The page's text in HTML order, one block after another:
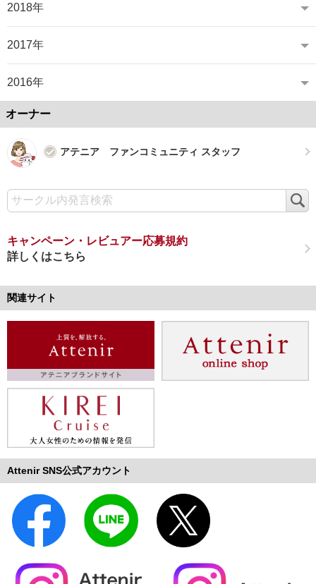
2018年
2017年
2016年
オーナー
アテニア ファンコミュニティ スタッフ
索
キャンペーン・レビュアー応募規約
詳しくはこちら
関連サイト
Attenir SNS公式アカウント